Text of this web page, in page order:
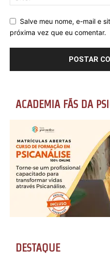
Salve meu nome, e-mail e
próxima vez que eu comentar.
ACADEMIA FÃS DA
DESTAQUE